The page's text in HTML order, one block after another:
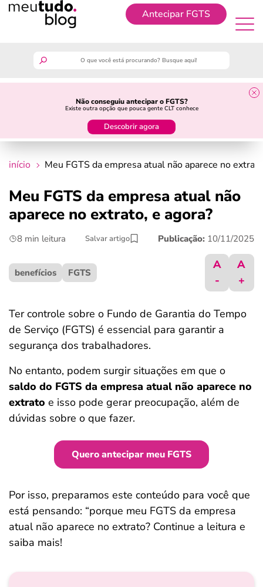
Antecipar FGTS
Não conseguiu antecipar o FGTS?
Existe outra opção que pouca gente CLT conhece
Descobrir agora
Antecipar FGTS
guia do trabalhador
crédito fácil
últimas notícias
ferramentas
início Meu FGTS da empresa atual não aparece no
Meu FGTS da empresa atual não
aparece no extrato, e agora?
8 min leitura Salvar artigo Publicação: 10/11/2025
benefícios FGTS
A
-
A
+
Ter controle sobre o Fundo de Garantia do Tempo
de Serviço (FGTS) é essencial para garantir a
segurança dos trabalhadores.
No entanto, podem surgir situações em que o
saldo do FGTS da empresa atual não aparece no
extrato e isso pode gerar preocupação, além de
dúvidas sobre o que fazer.
Quero antecipar meu FGTS
Por isso, preparamos este conteúdo para você que
está pensando: “porque meu FGTS da empresa
atual não aparece no extrato? Continue a leitura e
saiba mais!